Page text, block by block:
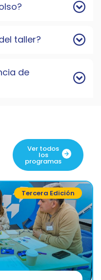
taller?
de
Ver todos
los
programas
Tercera Edición